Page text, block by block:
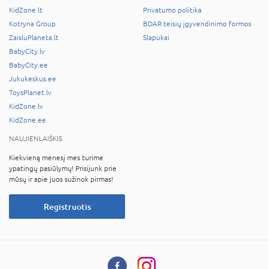
KidZone.lt
Kotryna Group
ZaisluPlaneta.lt
BabyCity.lv
BabyCity.ee
Jukukeskus.ee
ToysPlanet.lv
KidZone.lv
KidZone.ee
Privatumo politika
BDAR teisių įgyvendinimo formos
Slapukai
NAUJIENLAIŠKIS
Kiekvieną mėnesį mes turime
ypatingų pasiūlymų! Prisijunk prie
mūsų ir apie juos sužinok pirmas!
Registruotis